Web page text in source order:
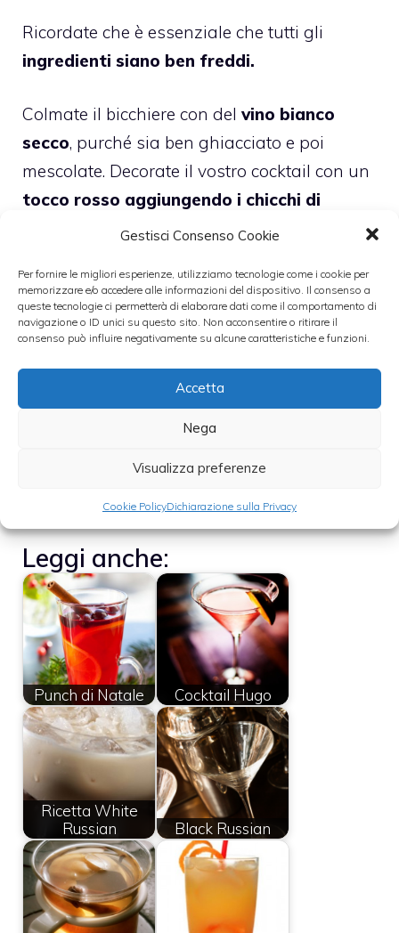
Gestisci Consenso Cookie
Per fornire le migliori esperienze, utilizziamo tecnologie come i cookie per
memorizzare e/o accedere alle informazioni del dispositivo. Il consenso a
queste tecnologie ci permetterà di elaborare dati come il comportamento di
navigazione o ID unici su questo sito. Non acconsentire o ritirare il
consenso può influire negativamente su alcune caratteristiche e funzioni.
Accetta
Nega
Visualizza preferenze
Cookie PolicyDichiarazione sulla Privacy
Ricordate che è essenziale che tutti gli
ingredienti siano ben freddi.
Colmate il bicchiere con del vino bianco
secco, purché sia ben ghiacciato e poi
mescolate. Decorate il vostro cocktail con un
tocco rosso aggiungendo i chicchi di
Il cocktail alla melagrana èdolce e perfetto
da servire come aperitivo con piccoli
stuzzichini salati in ogni momento
dell’anno.
Leggi anche:
Punch di Natale Cocktail Hugo
Ricetta White
Russian
Black Russian